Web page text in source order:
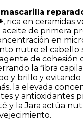
mascarilla
, rica en ceramidas
de primera
en
nutre el cabello
de cohesión
la fibra
y brillo y evitando
la elevada
y antioxidantes
y la Jara actúa